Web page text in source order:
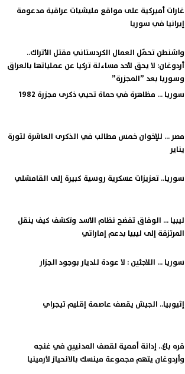
غارات أميركية على مواقع مليشيات عراقية مدعومة
إيرانيا في سوريا
واشنطن تحمّل العمال الكردستاني مقتل الأتراك..
أردوغان: لا يحق لأحد مساءلة تركيا عن عملياتها بالعراق
وسوريا بعد ”المجزرة”
سوريا ... مظاهرة في حماة تحيي ذكرى مجزرة 1982
مصر ... للإخوان خمس مطالب في الذكرى العاشرة لثورة
يناير
سوريا.. تعزيزات عسكرية روسية كبيرة إلى القامشلي
ليبيا ... الوفاق تفضح نظام الأسد وتكشف كيف ينقل
المرتزقة إلى ليبيا بدعم إماراتي
سوريا ... اللاجئين : لا عودة للديار بوجود الجزار
إثيوبيا.. الجيش يقصف عاصمة إقليم تيجراي
قره باغ.. إدانة أممية لقصف المدنيين في غنجه
وأردوغان يتهم مجموعة مينسك بالانحياز لأرمينيا